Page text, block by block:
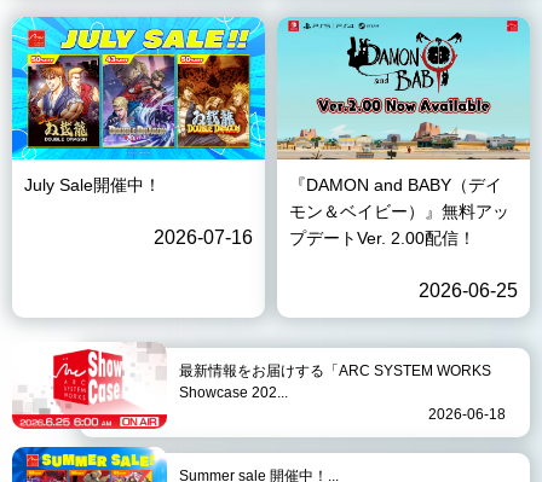
July Sale開催中！
2026-07-16
『DAMON and BABY（デイ
モン＆ベイビー）』無料アッ
プデートVer. 2.00配信！
2026-06-25
最新情報をお届けする「ARC SYSTEM WORKS
Showcase 202...
2026-06-18
Summer sale 開催中！...